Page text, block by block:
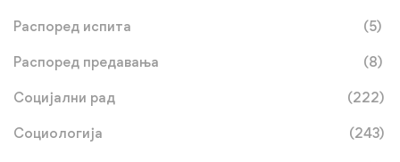
Распоред испита (5)
Распоред предавања (8)
Социјални рад (222)
Социологија (243)